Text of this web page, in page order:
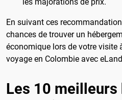
En suivant ces
chances de trouver un
économique lors de votre visite
voyage en Colombie avec
Les 10 meilleurs